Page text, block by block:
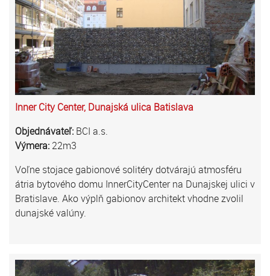
Inner City Center, Dunajská ulica Batislava
Objednávateľ: BCI a.s.
Výmera: 22m3
Voľne stojace gabionové solitéry dotvárajú atmosféru
átria bytového domu InnerCityCenter na Dunajskej ulici v
Bratislave. Ako výplň gabionov architekt vhodne zvolil
dunajské valúny.